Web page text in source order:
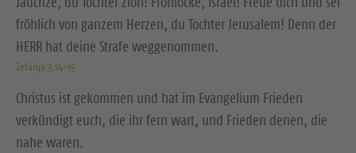
fröhlich von ganzem Herzen, du Tochter Jerusalem! Denn der
HERR hat deine Strafe weggenommen.
Zefanja 3,14-15
Christus ist gekommen und hat im Evangelium Frieden
verkündigt euch, die ihr fern wart, und Frieden denen, die
nahe waren.